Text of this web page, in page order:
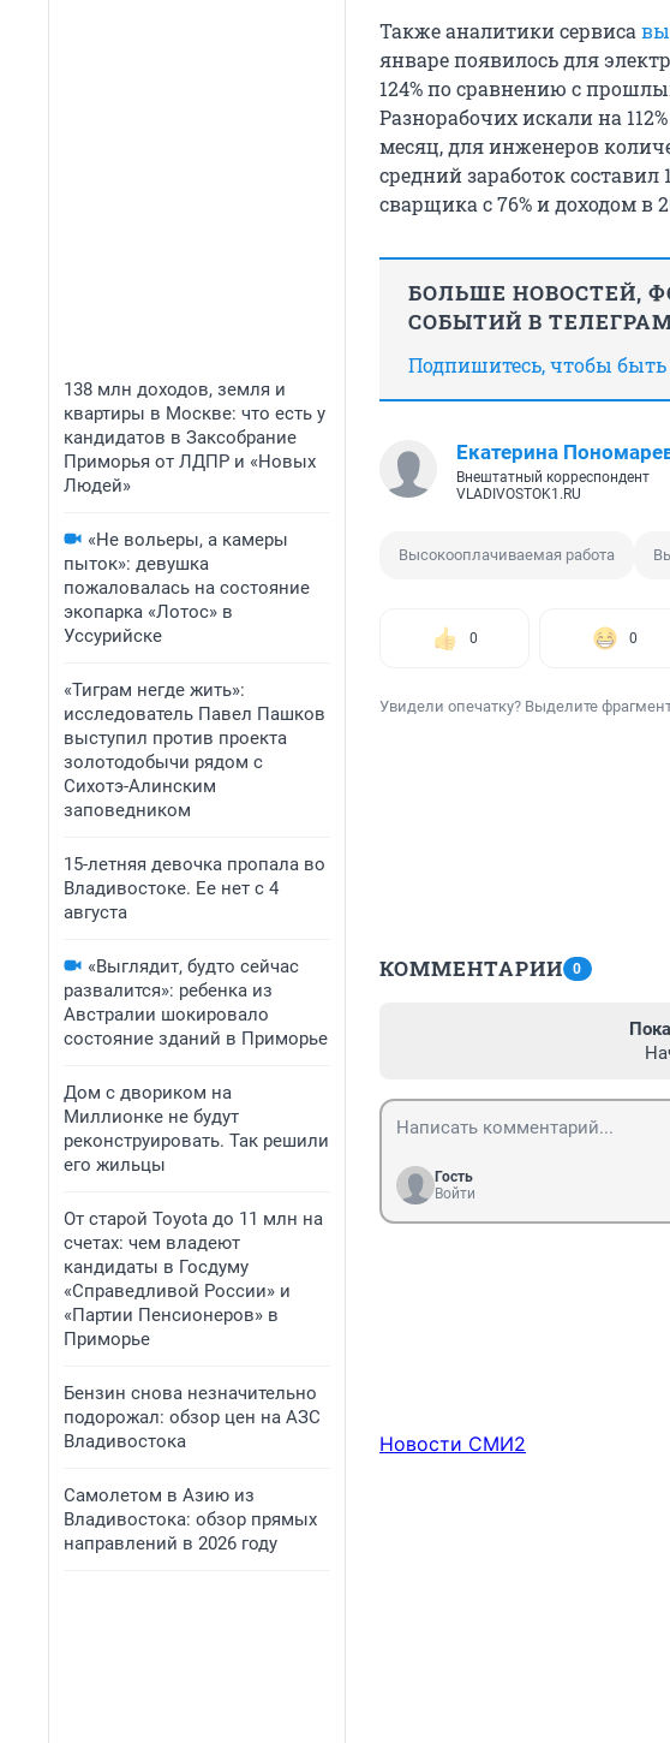
138 млн доходов, земля и
квартиры в Москве: что есть у
кандидатов в Заксобрание
Приморья от ЛДПР и «Новых
Людей»
«Не вольеры, а камеры
пыток»: девушка
пожаловалась на состояние
экопарка «Лотос» в
Уссурийске
«Тиграм негде жить»:
исследователь Павел Пашков
выступил против проекта
золотодобычи рядом с
Сихотэ-Алинским
заповедником
15-летняя девочка пропала во
Владивостоке. Ее нет с 4
августа
«Выглядит, будто сейчас
развалится»: ребенка из
Австралии шокировало
состояние зданий в Приморье
Дом с двориком на
Миллионке не будут
реконструировать. Так решили
его жильцы
От старой Toyota до 11 млн на
счетах: чем владеют
кандидаты в Госдуму
«Справедливой России» и
«Партии Пенсионеров» в
Приморье
Бензин снова незначительно
подорожал: обзор цен на АЗС
Владивостока
Самолетом в Азию из
Владивостока: обзор прямых
направлений в 2026 году
Также аналитики сервиса
январе появилось для
124% по сравнению с
Разнорабочих искали на
месяц, для инженеров
средний заработок
сварщика с 76% и доходом в
БОЛЬШЕ НОВОСТЕЙ,
СОБЫТИЙ В
Подпишитесь, чтобы быть
Екатерина
Внештатный корреспондент
VLADIVOSTOK1.RU
Высокооплачиваемая работа
0 0
Увидели опечатку? Выделите
КОММЕНТАРИИ 0
Гость
Войти
Новости СМИ2